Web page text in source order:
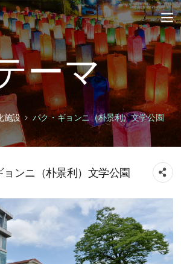
ーマ
施設 パク・ギョンニ（朴景利）文学公園
ョンニ（朴景利）文学公園